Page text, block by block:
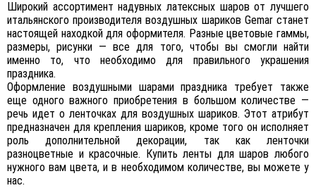
Широкий ассортимент надувных латексных шаров от лучшего
итальянского производителя воздушных шариков Gemar станет
настоящей находкой для оформителя. Разные цветовые гаммы,
размеры, рисунки — все для того, чтобы вы смогли найти
именно то, что необходимо для правильного украшения
праздника.
Оформление воздушными шарами праздника требует также
еще одного важного приобретения в большом количестве —
речь идет о ленточках для воздушных шариков. Этот атрибут
предназначен для крепления шариков, кроме того он исполняет
роль дополнительной декорации, так как ленточки
разноцветные и красочные. Купить ленты для шаров любого
нужного вам цвета, и в необходимом количестве, вы можете у
нас.